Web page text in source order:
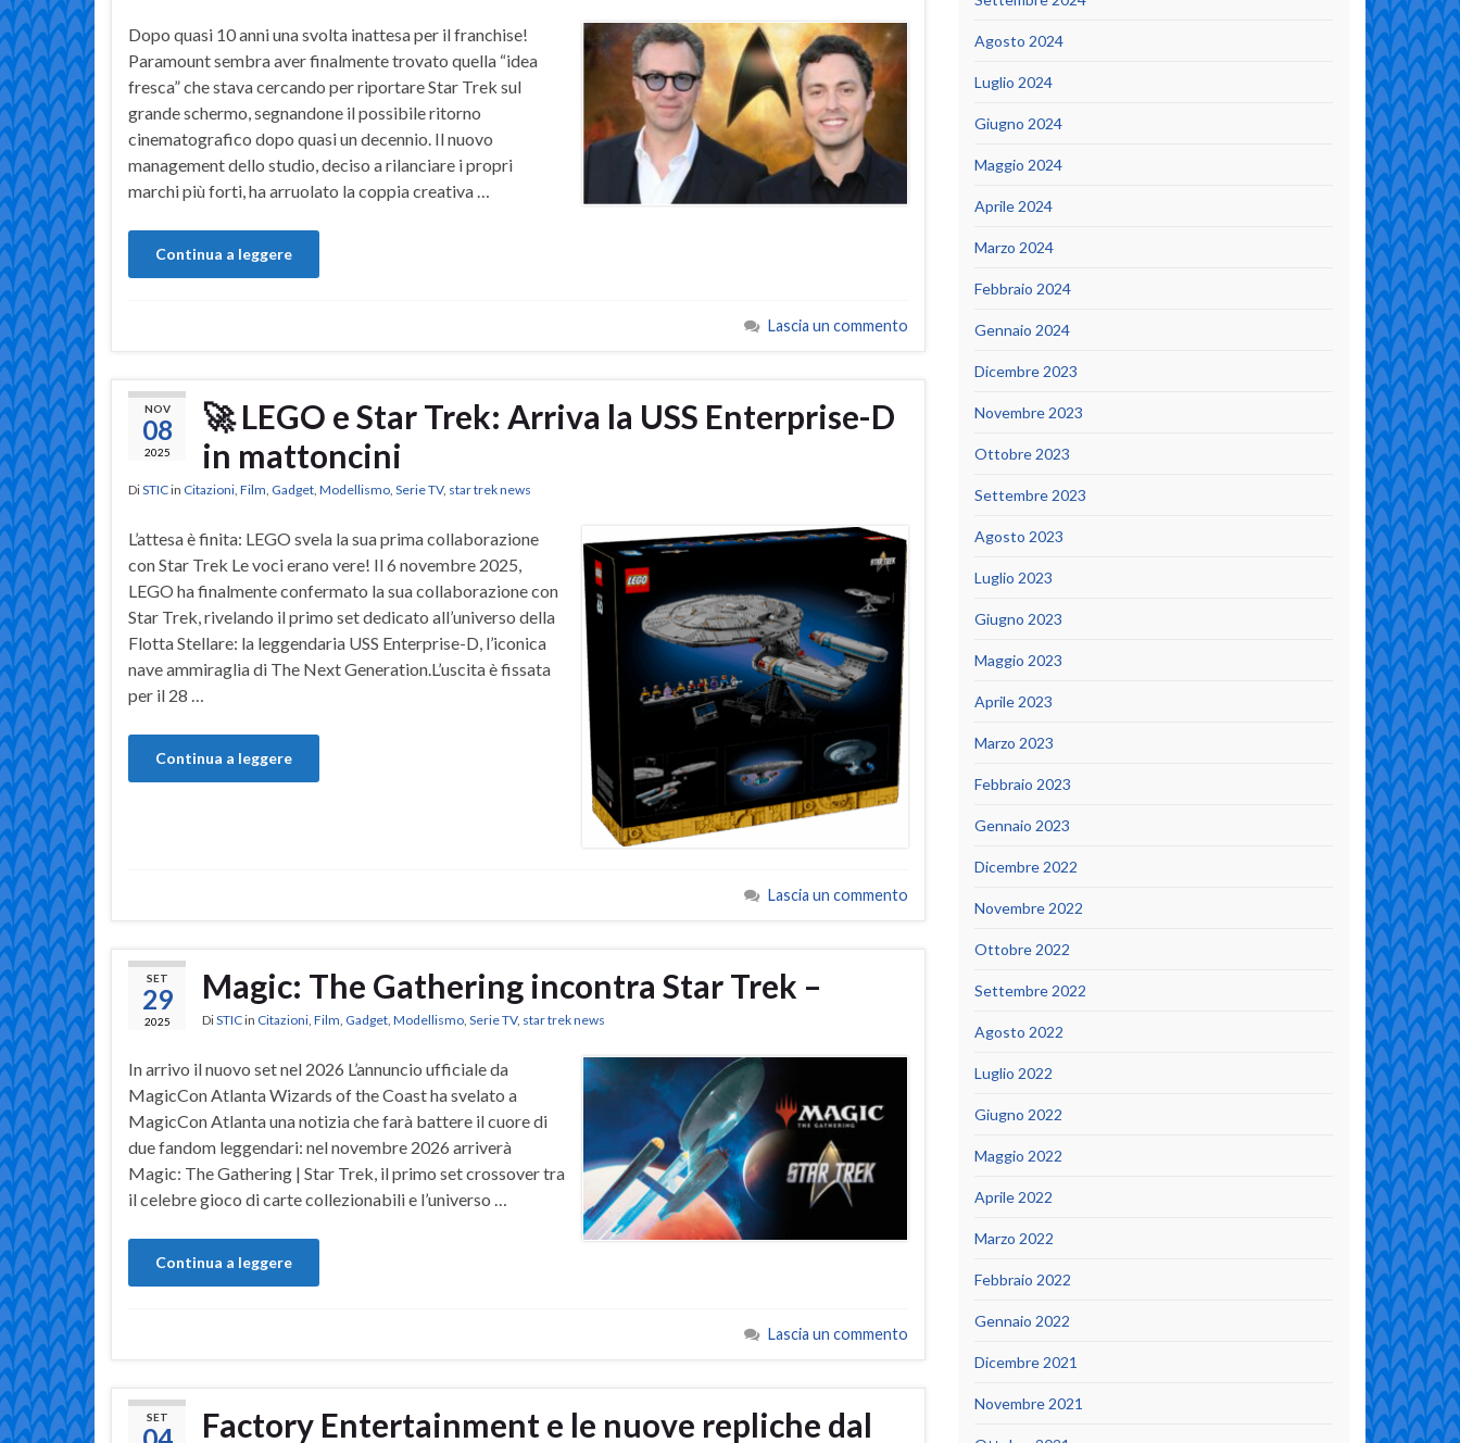
Dopo quasi 10 anni una svolta inattesa per il franchise!
Paramount sembra aver finalmente trovato quella “idea
fresca” che stava cercando per riportare Star Trek sul
grande schermo, segnandone il possibile ritorno
cinematografico dopo quasi un decennio. Il nuovo
management dello studio, deciso a rilanciare i propri
marchi più forti, ha arruolato la coppia creativa …
Continua a leggere
Lascia un commento
NOV
08
2025
🚀 LEGO e Star Trek: Arriva la USS Enterprise-D
in mattoncini
DiSTICin Citazioni, Film, Gadget, Modellismo, Serie TV, star trek news
L’attesa è finita: LEGO svela la sua prima collaborazione
con Star Trek Le voci erano vere! Il 6 novembre 2025,
LEGO ha finalmente confermato la sua collaborazione con
Star Trek, rivelando il primo set dedicato all’universo della
Flotta Stellare: la leggendaria USS Enterprise-D, l’iconica
nave ammiraglia di The Next Generation.L’uscita è fissata
per il 28 …
Continua a leggere
Lascia un commento
SET
29
2025
Magic: The Gathering incontra Star Trek –
DiSTICin Citazioni, Film, Gadget, Modellismo, Serie TV, star trek news
In arrivo il nuovo set nel 2026 L’annuncio ufficiale da
MagicCon Atlanta Wizards of the Coast ha svelato a
MagicCon Atlanta una notizia che farà battere il cuore di
due fandom leggendari: nel novembre 2026 arriverà
Magic: The Gathering | Star Trek, il primo set crossover tra
il celebre gioco di carte collezionabili e l’universo …
Continua a leggere
Lascia un commento
SET Factory Entertainment e le nuove repliche dal
Agosto 2024
Luglio 2024
Giugno 2024
Maggio 2024
Aprile 2024
Marzo 2024
Febbraio 2024
Gennaio 2024
Dicembre 2023
Novembre 2023
Ottobre 2023
Settembre 2023
Agosto 2023
Luglio 2023
Giugno 2023
Maggio 2023
Aprile 2023
Marzo 2023
Febbraio 2023
Gennaio 2023
Dicembre 2022
Novembre 2022
Ottobre 2022
Settembre 2022
Agosto 2022
Luglio 2022
Giugno 2022
Maggio 2022
Aprile 2022
Marzo 2022
Febbraio 2022
Gennaio 2022
Dicembre 2021
Novembre 2021